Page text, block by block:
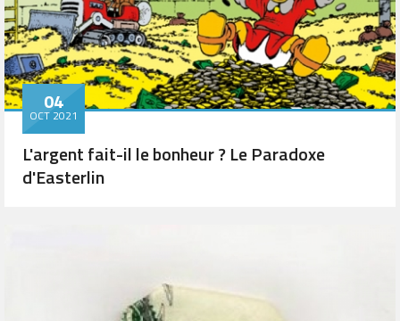
04
OCT 2021
L'argent fait-il le bonheur ? Le Paradoxe
d'Easterlin